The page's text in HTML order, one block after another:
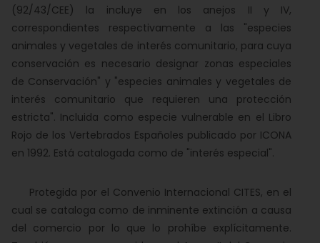
(92/43/CEE) la incluye en los anejos II y IV,
correspondientes respectivamente a las "especies
animales y vegetales de interés comunitario, para cuya
conservación es necesario designar zonas especiales
de Conservación" y "especies animales y vegetales de
interés comunitario que requieren una protección
estricta". Incluida como especie vulnerable en el Libro
Rojo de los Vertebrados Españoles publicado por ICONA
en 1992. Está catalogada como de "interés especial".
Protegida por el Convenio Internacional CITES, en el
cual se cataloga como de inminente extinción a causa
del comercio por lo que lo prohíbe explícitamente.